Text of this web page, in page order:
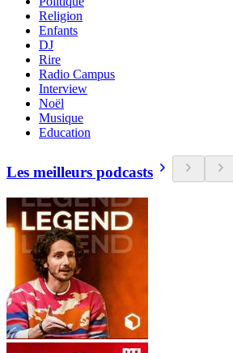
Religion
Enfants
DJ
Rire
Radio Campus
Interview
Noël
Musique
Education
Les meilleurs podcasts